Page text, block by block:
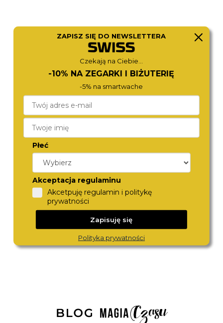
1792268
TOMMY HILFIGER
1792276
ZAPISZ SIĘ DO NEWSLETTERA
Czekają na Ciebie...
-10% NA ZEGARKI I BIŻUTERIĘ
-5% na smartwache
Płeć
Akceptacja regulaminu
Akcetpuję regulamin i politykę
prywatności
Zapisuję się
Polityka prywatności